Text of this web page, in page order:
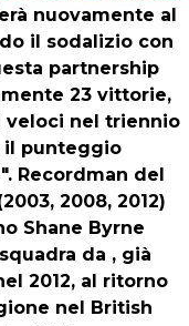
nuovamente al
il sodalizio con
partnership
23 vittorie,
veloci nel triennio
il punteggio
Recordman del
2008, 2012)
Shane Byrne
da , già
2012, al ritorno
nel British